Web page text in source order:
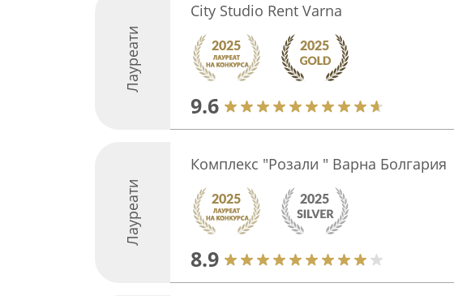
Лауреати
City Studio Rent Varna
9.6
Лауреати
Комплекс "Розали " Варна Болгария
8.9